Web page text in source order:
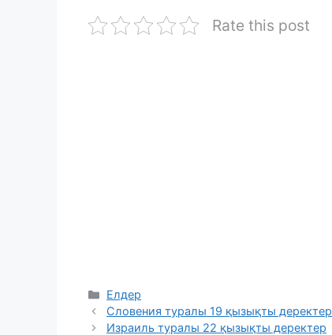
Rate this post
Categories
Елдер
Словения туралы 19 қызықты деректер
Израиль туралы 22 қызықты деректер